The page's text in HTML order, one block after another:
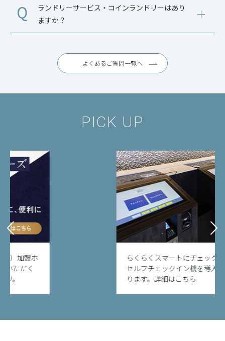
ランドリーサービス・コインランドリーはあり
ますか？
よくあるご質問一覧へ
PICK UP
らくらくスマートにチェックイン。
セルフチェックイン機を導入してお